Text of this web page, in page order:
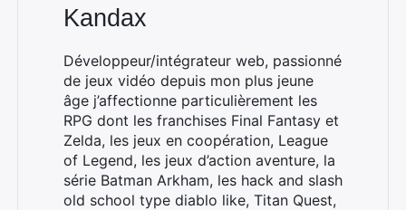
Kandax
Développeur/intégrateur web, passionné
de jeux vidéo depuis mon plus jeune
âge j’affectionne particulièrement les
RPG dont les franchises Final Fantasy et
Zelda, les jeux en coopération, League
of Legend, les jeux d’action aventure, la
série Batman Arkham, les hack and slash
old school type diablo like, Titan Quest,